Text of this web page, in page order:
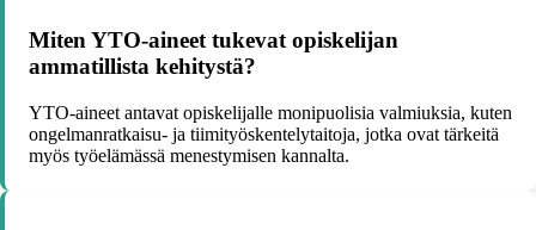
Miten YTO-aineet tukevat opiskelijan
ammatillista kehitystä?
YTO-aineet antavat opiskelijalle monipuolisia valmiuksia, kuten
ongelmanratkaisu- ja tiimityöskentelytaitoja, jotka ovat tärkeitä
myös työelämässä menestymisen kannalta.